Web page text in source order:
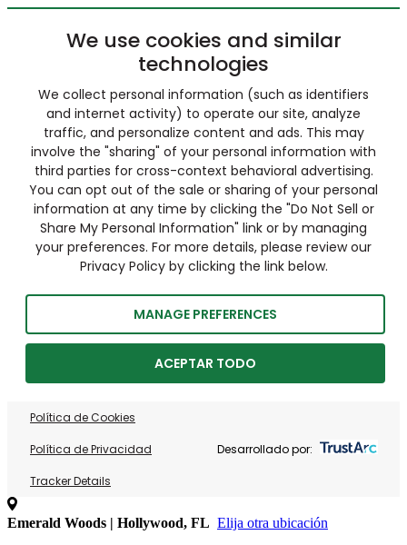
We use cookies and similar
technologies
We collect personal information (such as identifiers
and internet activity) to operate our site, analyze
traffic, and personalize content and ads. This may
involve the "sharing" of your personal information with
third parties for cross-context behavioral advertising.
You can opt out of the sale or sharing of your personal
information at any time by clicking the "Do Not Sell or
Share My Personal Information" link or by managing
your preferences. For more details, please review our
Privacy Policy by clicking the link below.
MANAGE PREFERENCES
ACEPTAR TODO
Política de Cookies
Política de Privacidad
Tracker Details
Desarrollado por:
Emerald Woods | Hollywood, FL Elija otra ubicación